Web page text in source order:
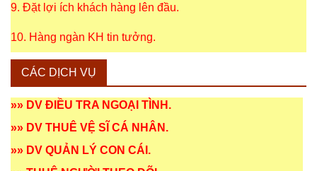
9. Đặt lợi ích khách hàng lên đầu.
10. Hàng ngàn KH tin tưởng.
CÁC DỊCH VỤ
»» DV ĐIỀU TRA NGOẠI TÌNH .
»» DV THUÊ VỆ SĨ CÁ NHÂN .
»» DV QUẢN LÝ CON CÁI .